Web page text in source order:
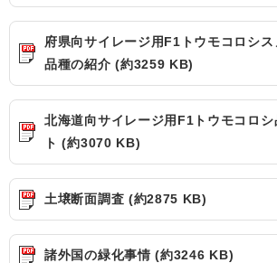
府県向サイレージ用F1トウモコロシ
品種の紹介 (約3259 KB)
北海道向サイレージ用F1トウモコロ
ト (約3070 KB)
土壌断面調査 (約2875 KB)
諸外国の緑化事情 (約3246 KB)